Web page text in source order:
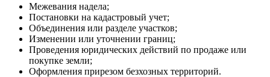
Межевания надела;
Постановки на кадастровый учет;
Объединения или разделе участков;
Изменении или уточнении границ;
Проведения юридических действий по продаже или
покупке земли;
Оформления прирезом безхозных территорий.